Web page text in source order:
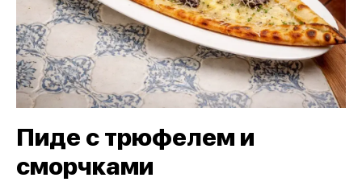
Пиде с трюфелем и
сморчками